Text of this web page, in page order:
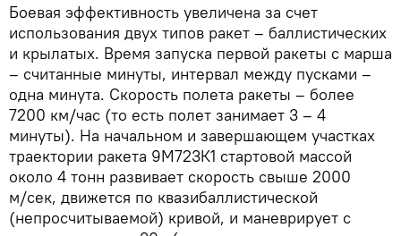
Боевая эффективность увеличена за счет
использования двух типов ракет – баллистических
и крылатых. Время запуска первой ракеты с марша
– считанные минуты, интервал между пусками –
одна минута. Скорость полета ракеты – более
7200 км/час (то есть полет занимает 3 – 4
минуты). На начальном и завершающем участках
траектории ракета 9М723К1 стартовой массой
около 4 тонн развивает скорость свыше 2000
м/cек, движется по квазибаллистической
(непросчитываемой) кривой, и маневрирует с